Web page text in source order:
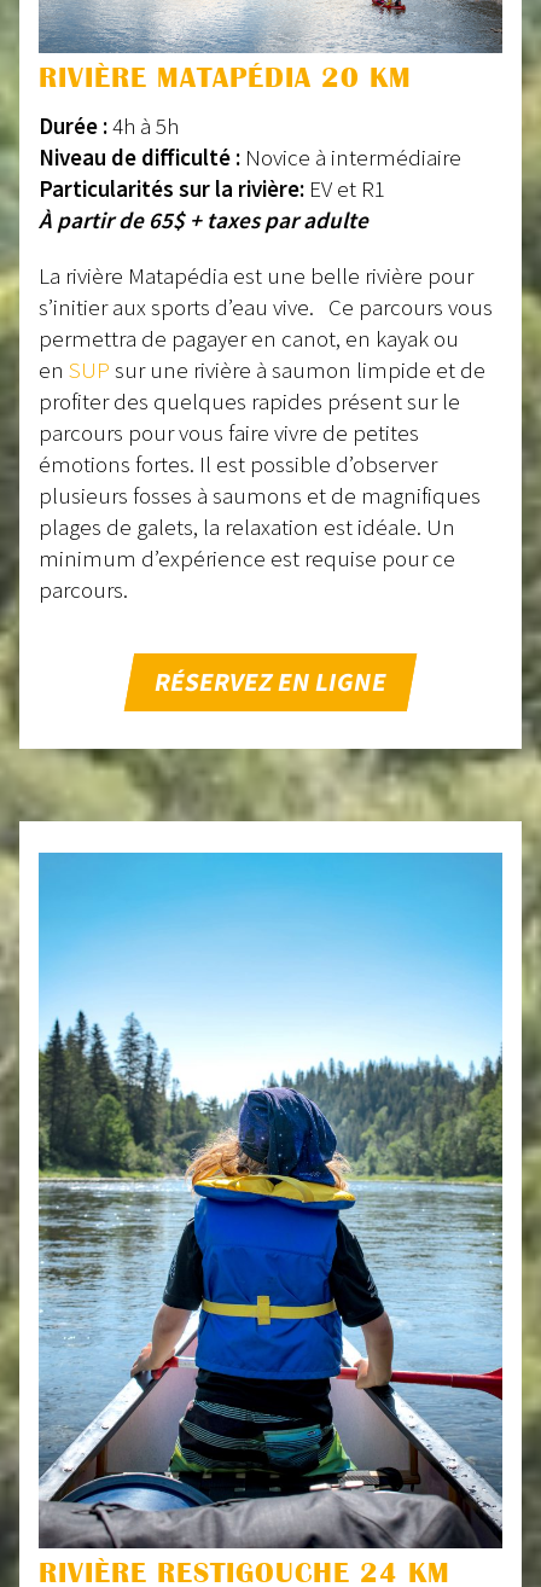
RIVIÈRE MATAPÉDIA 20 KM
Durée :4h à 5h
Niveau de difficulté : Novice à intermédiaire
Particularités sur la rivière: EV et R1
À partir de 65$ + taxes par adulte
La rivière Matapédia est une belle rivière pour
s’initier aux sports d’eau vive. Ce parcours vous
permettra de pagayer en canot, en kayak ou
en SUP sur une rivière à saumon limpide et de
profiter des quelques rapides présent sur le
parcours pour vous faire vivre de petites
émotions fortes. Il est possible d’observer
plusieurs fosses à saumons et de magnifiques
plages de galets, la relaxation est idéale. Un
minimum d’expérience est requise pour ce
parcours.
RÉSERVEZ EN LIGNE
RIVIÈRE RESTIGOUCHE 24 KM